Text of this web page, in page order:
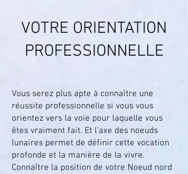
VOTRE ORIENTATION
PROFESSIONNELLE
Vous serez plus apte à connaître une
réussite professionnelle si vous vous
orientez vers la voie pour laquelle vous
êtes vraiment fait. Et l'axe des noeuds
lunaires permet de définir cette vocation
profonde et la manière de la vivre.
Connaître la position de votre Noeud nord